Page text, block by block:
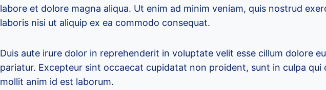
labore et dolore magna aliqua. Ut enim ad minim veniam, quis nostrud
laboris nisi ut aliquip ex ea commodo consequat.
Duis aute irure dolor in reprehenderit in voluptate velit esse cillum dolore
pariatur. Excepteur sint occaecat cupidatat non proident, sunt in culpa qui
mollit anim id est laborum.